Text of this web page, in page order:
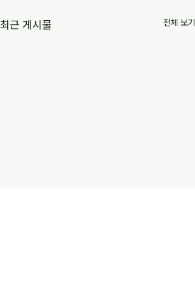
최근 게시물 전체 보기